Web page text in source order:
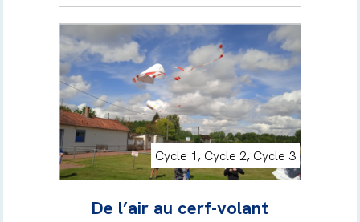
Cycle 1, Cycle 2, Cycle 3
De l’air au cerf-volant